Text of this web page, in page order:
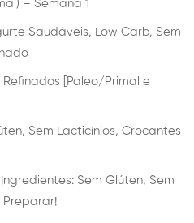
– Semana 1
Saudáveis, Low Carb, Sem
[Paleo/Primal e
Sem Lacticínios, Crocantes
Sem Glúten, Sem
Preparar!